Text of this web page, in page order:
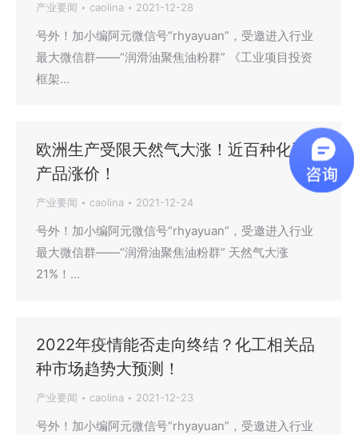
产业要闻 caolina 2021-12-28
号外！加小编阿元微信号“rhyayuan”，受邀进入行业
最大微信群——“润滑油聚焦油粉群” 《工业项目投资
框架…
欧洲生产受限天然气大涨！近百种化工
产品涨价！
产业要闻 caolina 2021-12-24
号外！加小编阿元微信号“rhyayuan”，受邀进入行业
最大微信群——“润滑油聚焦油粉群” 天然气大涨
21%！…
2022年疫情能否走向终结？化工相关品
种市场趋势大预测！
产业要闻 caolina 2021-12-23
号外！加小编阿元微信号“rhyayuan”，受邀进入行业